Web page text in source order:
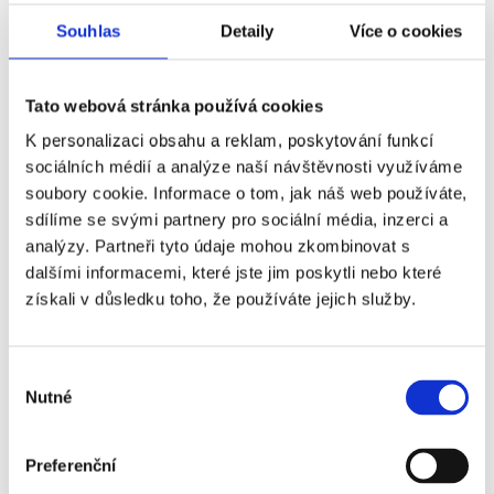
Souhlas Detaily Více o cookies
Tato webová stránka používá cookies
K personalizaci obsahu a reklam, poskytování funkcí
sociálních médií a analýze naší návštěvnosti využíváme
soubory cookie. Informace o tom, jak náš web používáte,
sdílíme se svými partnery pro sociální média, inzerci a
analýzy. Partneři tyto údaje mohou zkombinovat s
dalšími informacemi, které jste jim poskytli nebo které
získali v důsledku toho, že používáte jejich služby.
souhlasu
Nutné
Preferenční
termínů. Automatizovaný mail po reakci
nás ale nespasí. V rámci mapování procesu
si mapujte také náborové kapacity? Za jak
zavoláte mu, nebo dáte vědět zamítavé
stanovisko? Zvládnete to do týdne, do 3
dnů, do 2 dnů?Čím rychleji to bude, tím
lépe pro Vás. Tím to ale nekončí. Další
části, jako pohovor, výsledek pohovoru, a
nabídka by také neměly mít velkou
Informovanost